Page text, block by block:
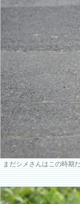
まだシメさんはこの時期